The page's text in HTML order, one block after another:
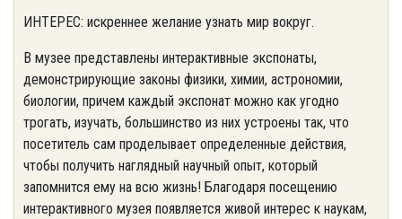
ИНТЕРЕС: искреннее желание узнать мир вокруг.
В музее представлены интерактивные экспонаты,
демонстрирующие законы физики, химии, астрономии,
биологии, причем каждый экспонат можно как угодно
трогать, изучать, большинство из них устроены так, что
посетитель сам проделывает определенные действия,
чтобы получить наглядный научный опыт, который
запомнится ему на всю жизнь! Благодаря посещению
интерактивного музея появляется живой интерес к наукам,